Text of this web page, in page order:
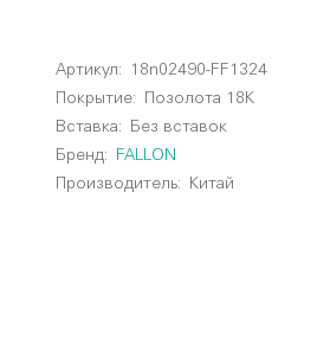
Артикул:
18n02490-FF1324
Покрытие: Позолота 18К
Вставка: Без вставок
Бренд:
FALLON
Производитель: Китай